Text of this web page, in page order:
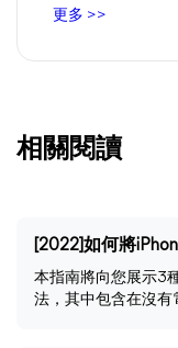
更多 >>
相關閱讀
[2022]如何將
本指南將向您展示3
法，其中包含在沒有